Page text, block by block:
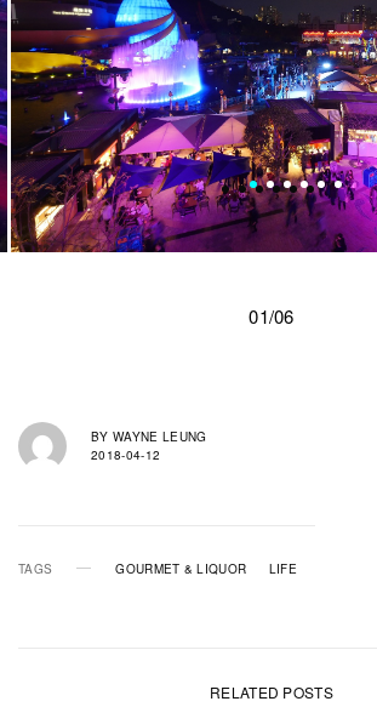
01/06
BY WAYNE LEUNG
2018-04-12
TAGS GOURMET & LIQUOR LIFE
RELATED POSTS